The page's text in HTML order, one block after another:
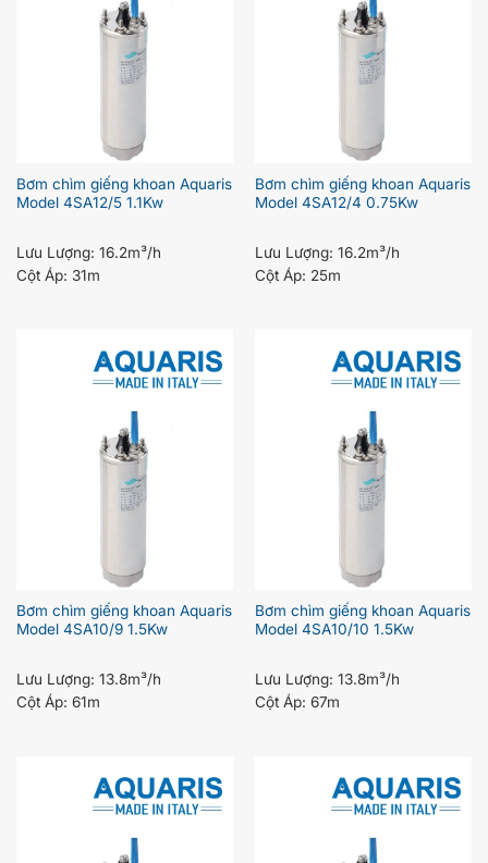
Bơm chìm giếng khoan Aquaris
Model 4SA12/5 1.1Kw
Lưu Lượng: 16.2m³/h
Cột Áp: 31m
Bơm chìm giếng khoan Aquaris
Model 4SA12/4 0.75Kw
Lưu Lượng: 16.2m³/h
Cột Áp: 25m
Bơm chìm giếng khoan Aquaris
Model 4SA10/9 1.5Kw
Lưu Lượng: 13.8m³/h
Cột Áp: 61m
Bơm chìm giếng khoan Aquaris
Model 4SA10/10 1.5Kw
Lưu Lượng: 13.8m³/h
Cột Áp: 67m